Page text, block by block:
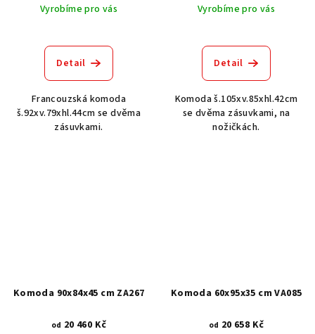
Vyrobíme pro vás
Detail
Francouzská komoda
š.92xv.79xhl.44cm se dvěma
zásuvkami.
Vyrobíme pro vás
Detail
Komoda š.105xv.85xhl.42cm
se dvěma zásuvkami, na
nožičkách.
Komoda 90x84x45 cm ZA267
od 20 460 Kč
Komoda 60x95x35 cm VA085
od 20 658 Kč